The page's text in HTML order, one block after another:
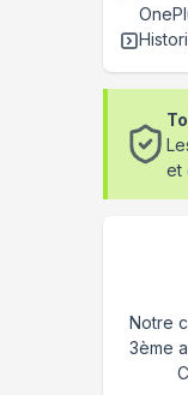
et
Notre
3ème